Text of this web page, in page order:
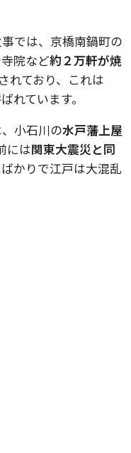
では、京橋南鍋町の
院など約２万軒が焼
れており、これは
れています。
小石川の水戸藩上屋
には関東大震災と同
かりで江戸は大混乱